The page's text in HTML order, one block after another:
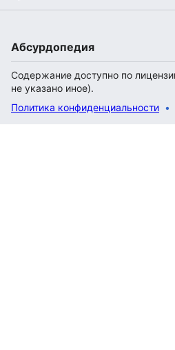
Абсурдопедия
Содержание доступно по
не указано иное).
Политика конфиденциальности